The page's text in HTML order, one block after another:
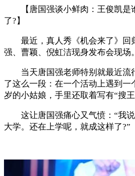
【唐国强谈小鲜肉：王俊凯是
了?】
最近，真人秀《机会来了》回
强、曹颖、倪虹洁现身发布会现场。
当天唐国强老师特别就最近流
了这么一段：在一个活动上遇到一
岁的小姑娘，手里还取着写有“搜
这让唐国强痛心又气愤：“我说
大学。还在上学呢，就成这样了?”